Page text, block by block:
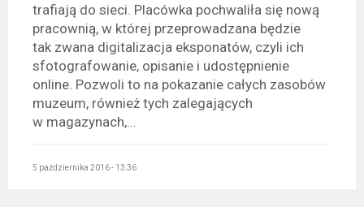
trafiają do sieci. Placówka pochwaliła się nową
pracownią, w której przeprowadzana będzie
tak zwana digitalizacja eksponatów, czyli ich
sfotografowanie, opisanie i udostępnienie
online. Pozwoli to na pokazanie całych zasobów
muzeum, również tych zalegających
w magazynach,...
5 października 2016 - 13:36